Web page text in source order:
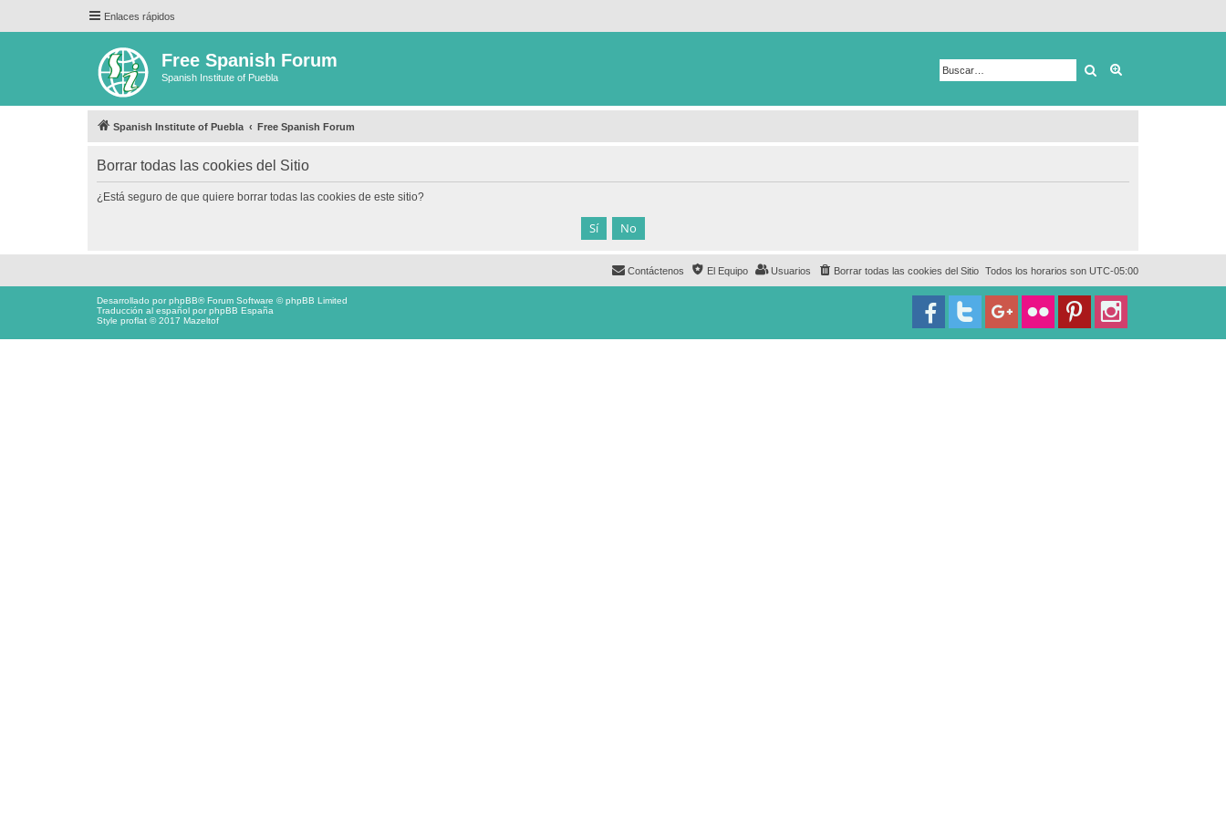
Enlaces rápidos
Free Spanish Forum
Spanish Institute of Puebla Buscar
Spanish Institute of Puebla Free Spanish Forum
Borrar todas las cookies del Sitio
¿Está seguro de que quiere borrar todas las cookies de este sitio?
Todos los horarios son UTC-05:00
Borrar todas las cookies del Sitio
Usuarios
El Equipo
Contáctenos
Desarrollado porphpBB® Forum Software © phpBB Limited
Traducción al español porphpBB España
Style proflat © 2017 Mazeltof